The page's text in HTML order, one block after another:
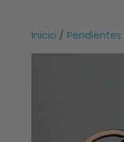
Inicio / Pendientes